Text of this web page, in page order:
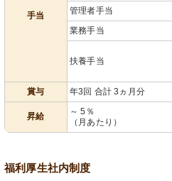
手当
管理者手当
業務手当
扶養手当
賞与
年3回 合計 3ヵ月分
昇給
～ 5％
（月あたり）
福利厚生社内制度